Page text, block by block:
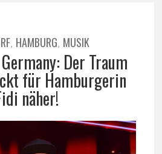
, HAMBURG, MUSIK
Der Traum
für Hamburgerin
näher!